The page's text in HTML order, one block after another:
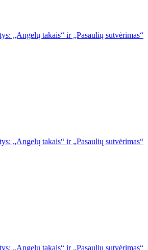
„Angelų takais“ ir „Pasaulių sutvėrimas“
„Angelų takais“ ir „Pasaulių sutvėrimas“
„Angelų takais“ ir „Pasaulių sutvėrimas“